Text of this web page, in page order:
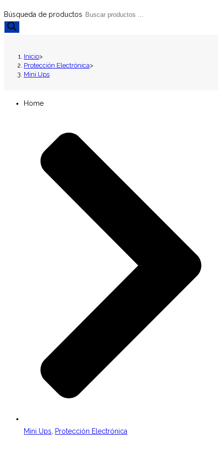
Búsqueda de productos
Inicio>
Protección Electrónica>
Mini Ups
Home
Mini Ups, Protección Electrónica